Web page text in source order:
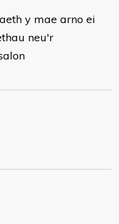
y mae arno ei
neu'r